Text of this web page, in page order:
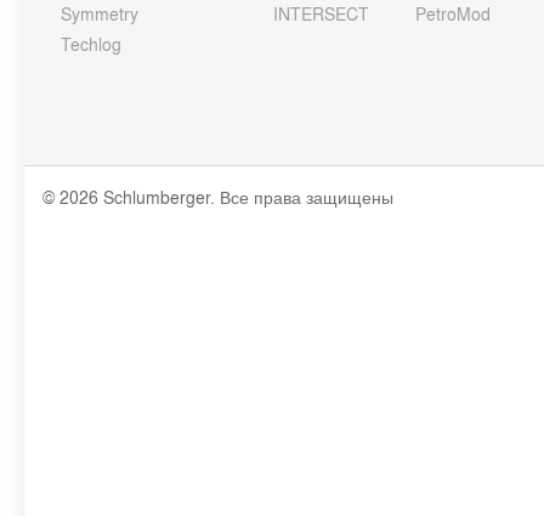
Symmetry
Techlog
INTERSECT
PetroMod
© 2026 Schlumberger. Все права защищены